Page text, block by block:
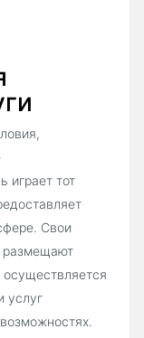
играет тот
Свои
размещают
услуг